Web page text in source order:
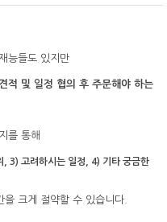
능들도 있지만
적 및 일정 협의 후 주문해야 하는
를 통해
, 3) 고려하시는 일정, 4) 기타 궁금한
을 크게 절약할 수 있습니다.